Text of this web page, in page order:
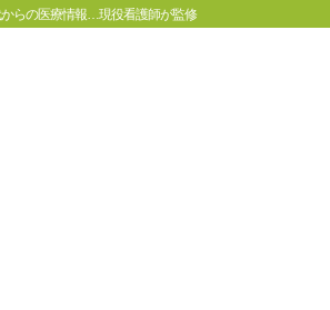
らの医療情報…現役看護師が監修